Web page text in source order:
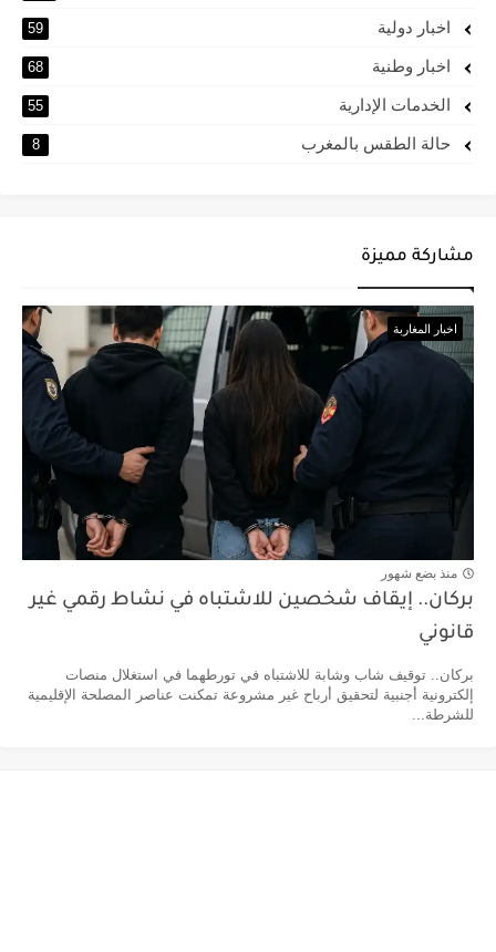
اخبار دولية 59
اخبار وطنية 68
الخدمات الإدارية 55
حالة الطقس بالمغرب 8
مشاركة مميزة
اخبار المغاربة
منذ بضع شهور
بركان.. إيقاف شخصين للاشتباه في نشاط رقمي غير
قانوني
بركان.. توقيف شاب وشابة للاشتباه في تورطهما في استغلال منصات
إلكترونية أجنبية لتحقيق أرباح غير مشروعة تمكنت عناصر المصلحة الإقليمية
للشرطة...